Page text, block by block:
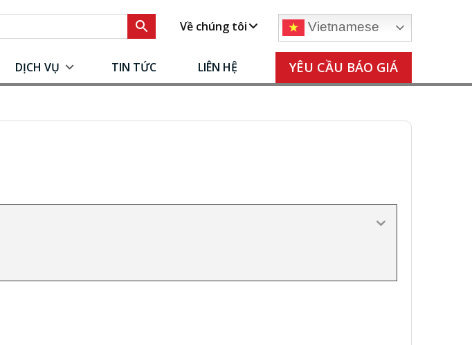
Vietnamese
Về chúng tôi
DỊCH VỤ TIN TỨC LIÊN HỆ YÊU CẦU BÁO GIÁ